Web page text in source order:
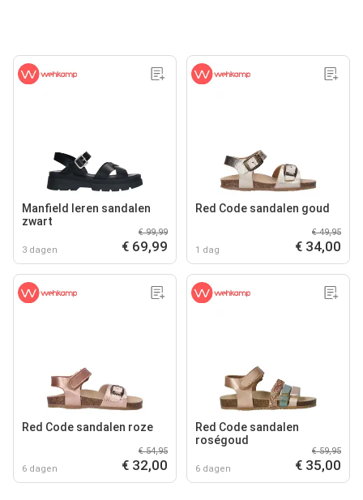
Manfield leren sandalen
zwart
3 dagen
€ 99,99
€ 69,99
Red Code sandalen goud
1 dag
€ 49,95
€ 34,00
Red Code sandalen roze
6 dagen
€ 54,95
€ 32,00
Red Code sandalen
roségoud
6 dagen
€ 59,95
€ 35,00